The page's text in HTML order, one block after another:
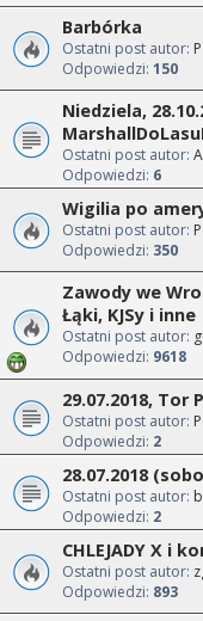
Barbórka
Ostatni post autor:
Odpowiedzi: 150
Niedziela,
Ostatni post autor:
Odpowiedzi: 6
Wigilia po
Ostatni post autor:
Odpowiedzi: 350
Zawody we
Łąki, KJSy i inne
Ostatni post autor:
Odpowiedzi: 9618
29.07.2018, Tor
Ostatni post autor:
Odpowiedzi: 2
28.07.2018
Ostatni post autor:
Odpowiedzi: 2
CHLEJADY X i
Ostatni post autor:
Odpowiedzi: 893